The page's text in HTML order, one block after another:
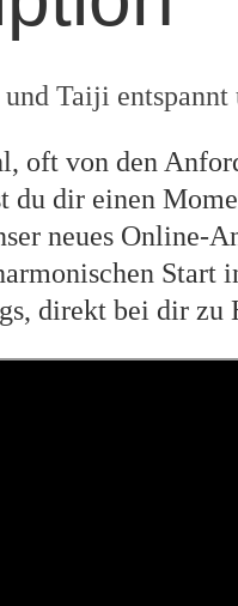
Taiji entspannt
oft von den
du dir einen
neues Online-
direkt bei dir zu